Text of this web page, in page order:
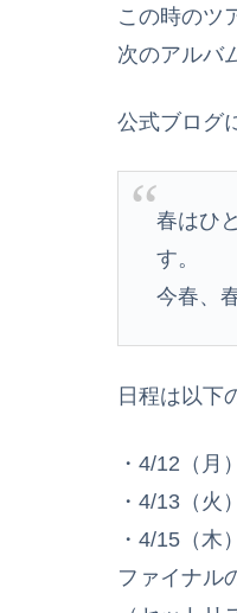
この時のツ
次のアルバ
公式ブログ
春はひ
す。
今春、
日程は以下
・4/12（
・4/13（
・4/15（
ファイナル